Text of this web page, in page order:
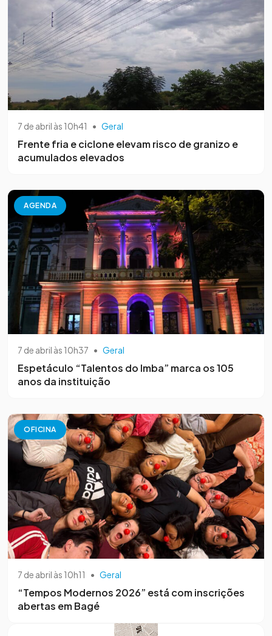
7 de abril às 10h41 • Geral
Frente fria e ciclone elevam risco de granizo e
acumulados elevados
AGENDA
7 de abril às 10h37 • Geral
Espetáculo “Talentos do Imba” marca os 105
anos da instituição
OFICINA
7 de abril às 10h11 • Geral
“Tempos Modernos 2026” está com inscrições
abertas em Bagé